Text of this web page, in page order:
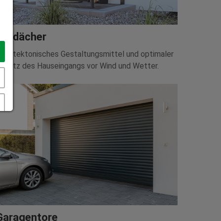
Vordächer
Architektonisches Gestaltungsmittel und optimaler
des Hauseingangs vor Wind und Wetter.